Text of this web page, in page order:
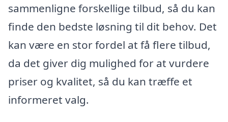
sammenligne forskellige tilbud, så du kan
finde den bedste løsning til dit behov. Det
kan være en stor fordel at få flere tilbud,
da det giver dig mulighed for at vurdere
priser og kvalitet, så du kan træffe et
informeret valg.